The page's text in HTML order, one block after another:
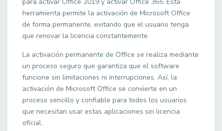
herramienta permite la activación de Microsoft Office
de forma permanente, evitando que el usuario tenga
que renovar la licencia constantemente.
La activación permanente de Office se realiza mediante
un proceso seguro que garantiza que el software
funcione sin limitaciones ni interrupciones. Así, la
activación de Microsoft Office se convierte en un
proceso sencillo y confiable para todos los usuarios
que necesitan usar estas aplicaciones sin licencia
oficial.